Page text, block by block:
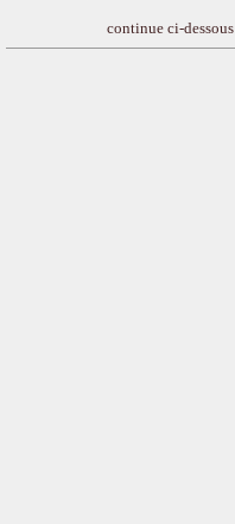
continue ci-dessous